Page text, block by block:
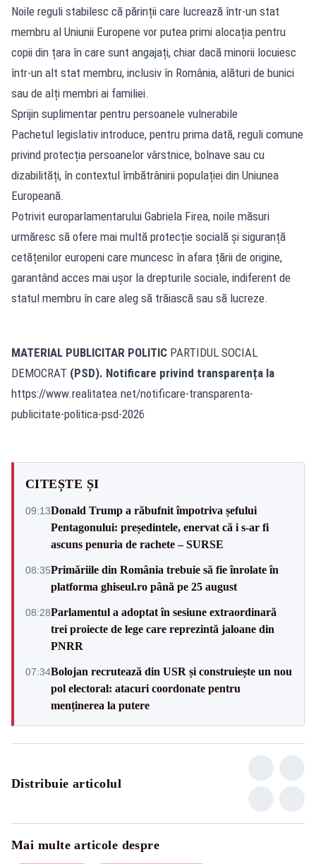
Noile reguli stabilesc că părinții care lucrează într-un stat
membru al Uniunii Europene vor putea primi alocația pentru
copii din țara în care sunt angajați, chiar dacă minorii locuiesc
într-un alt stat membru, inclusiv în România, alături de bunici
sau de alți membri ai familiei.
Sprijin suplimentar pentru persoanele vulnerabile
Pachetul legislativ introduce, pentru prima dată, reguli comune
privind protecția persoanelor vârstnice, bolnave sau cu
dizabilități, în contextul îmbătrânirii populației din Uniunea
Europeană.
Potrivit europarlamentarului Gabriela Firea, noile măsuri
urmăresc să ofere mai multă protecție socială și siguranță
cetățenilor europeni care muncesc în afara țării de origine,
garantând acces mai ușor la drepturile sociale, indiferent de
statul membru în care aleg să trăiască sau să lucreze.
MATERIAL PUBLICITAR POLITIC PARTIDUL SOCIAL
DEMOCRAT (PSD). Notificare privind transparența la
https://www.realitatea.net/notificare-transparenta-
publicitate-politica-psd-2026
CITEȘTE ȘI
09:13Donald Trump a răbufnit împotriva șefului
Pentagonului: președintele, enervat că i s-ar fi
ascuns penuria de rachete – SURSE
08:35Primăriile din România trebuie să fie înrolate în
platforma ghiseul.ro până pe 25 august
08:28Parlamentul a adoptat în sesiune extraordinară
trei proiecte de lege care reprezintă jaloane din
PNRR
07:34Bolojan recrutează din USR și construiește un nou
pol electoral: atacuri coordonate pentru
menținerea la putere
Distribuie articolul
Mai multe articole despre